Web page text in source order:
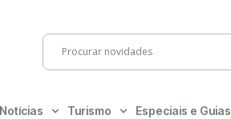
Notícias Turismo Especiais e Guias